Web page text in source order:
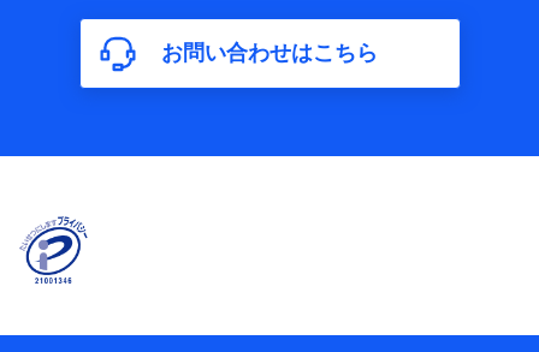
年数などの情報、ペットの種類や年齢などの情報などが含ま
れます。
【共同して利用する者の範囲】
株式会社NTTドコモ
当社又は株式会社NTTドコモが提供する保険関連サービスに
おけるユーザ登録受付および管理のため
当社又は株式会社NTTドコモと取引のあるもしくは委託を受
れらに付帯、関連する当社、株式会社NTTドコモおよび提携
お問い合わせはこちら